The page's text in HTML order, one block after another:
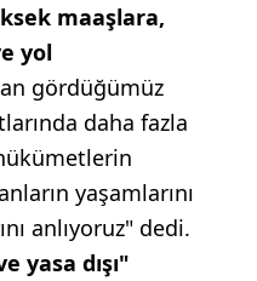
maaşlara,
yol
gördüğümüz
daha fazla
yaşamlarını
anlıyoruz" dedi.
yasa dışı"